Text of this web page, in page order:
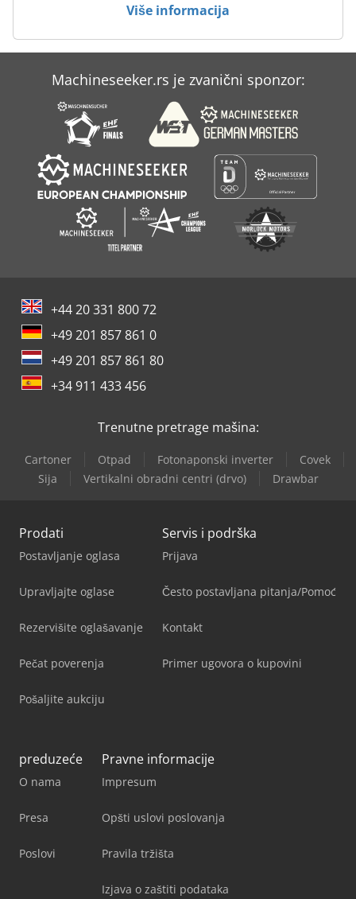
Više informacija
Machineseeker.rs je zvanični sponzor:
+44 20 331 800 72
+49 201 857 861 0
+49 201 857 861 80
+34 911 433 456
Trenutne pretrage mašina:
Cartoner Otpad Fotonaponski inverter
Covek
Sija
Vertikalni obradni centri (drvo) Drawbar
Prodati
Postavljanje oglasa
Upravljajte oglase
Rezervišite oglašavanje
Pečat poverenja
Pošaljite aukciju
Servis i podrška
Prijava
Često postavljana pitanja/Pomoć
Kontakt
Primer ugovora o kupovini
preduzeće
O nama
Presa
Poslovi
Pravne informacije
Impresum
Opšti uslovi poslovanja
Pravila tržišta
Izjava o zaštiti podataka